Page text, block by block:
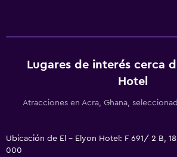
Lugares de interés cerca
Hotel
Atracciones en Acra, Ghana,
Ubicación de El - Elyon Hotel: F 691/ 2 B, 18
000